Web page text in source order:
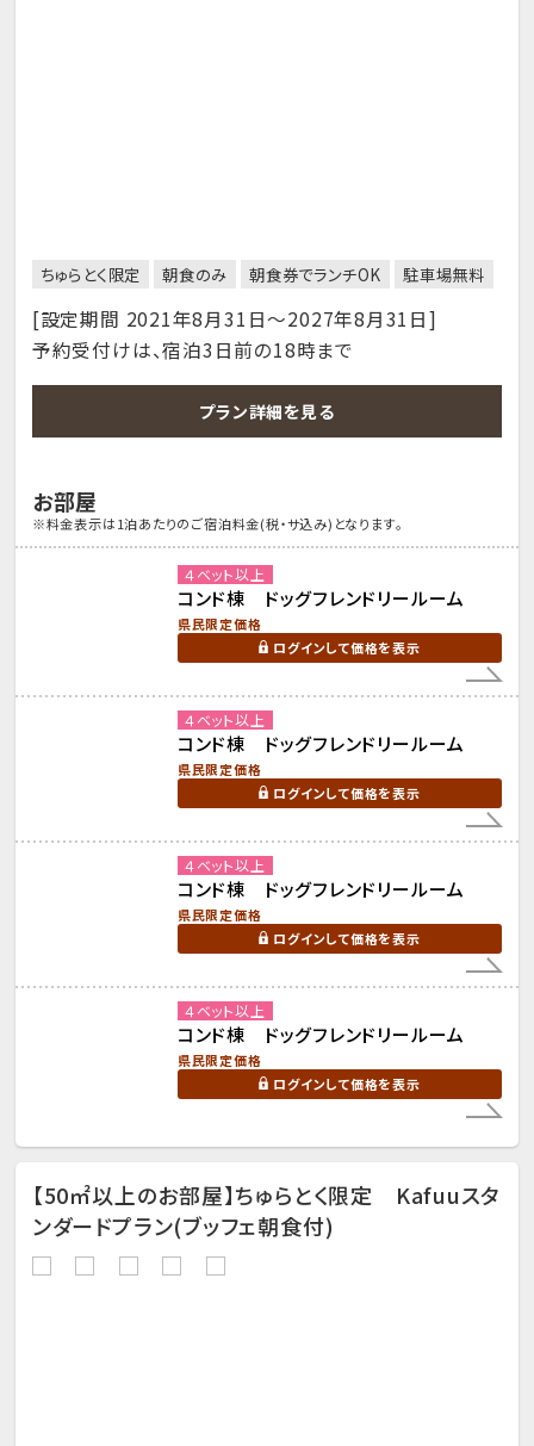
ちゅらとく限定 朝食のみ 朝食券でランチOK 駐車場無料
[設定期間 2021年8月31日～2027年8月31日]
予約受付けは、宿泊3日前の18時まで
プラン詳細を見る
お部屋
※料金表示は1泊あたりのご宿泊料金(税・サ込み)となります。
４ベット以上
コンド棟 ドッグフレンドリールーム
県民限定価格
ログインして価格を表示
４ベット以上
コンド棟 ドッグフレンドリールーム
県民限定価格
ログインして価格を表示
４ベット以上
コンド棟 ドッグフレンドリールーム
県民限定価格
ログインして価格を表示
４ベット以上
コンド棟 ドッグフレンドリールーム
県民限定価格
ログインして価格を表示
【50㎡以上のお部屋】ちゅらとく限定 Kafuuスタ
ンダードプラン(ブッフェ朝食付)